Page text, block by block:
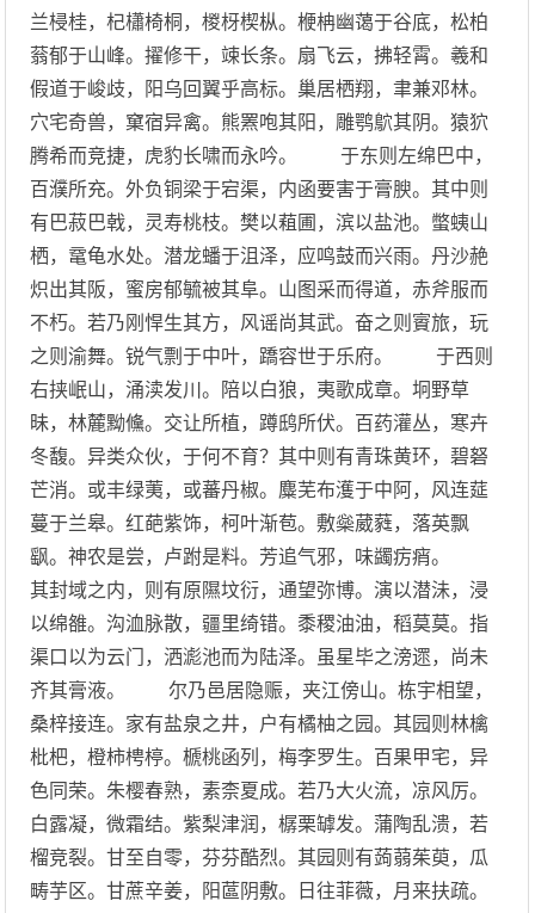
兰梫桂，杞櫹椅桐，椶枒楔枞。楩柟幽蔼于谷底，松柏
蓊郁于山峰。擢修干，竦长条。扇飞云，拂轻霄。羲和
假道于峻歧，阳乌回翼乎高标。巢居栖翔，聿兼邓林。
穴宅奇兽，窠宿异禽。熊罴咆其阳，雕鹗鴥其阴。猿狖
腾希而竞捷，虎豹长啸而永吟。 于东则左绵巴中，
百濮所充。外负铜梁于宕渠，内函要害于膏腴。其中则
有巴菽巴戟，灵寿桃枝。樊以蒩圃，滨以盐池。蟞蛦山
栖，鼋龟水处。潜龙蟠于沮泽，应鸣鼓而兴雨。丹沙赩
炽出其阪，蜜房郁毓被其阜。山图采而得道，赤斧服而
不朽。若乃刚悍生其方，风谣尚其武。奋之则賨旅，玩
之则渝舞。锐气剽于中叶，蹻容世于乐府。 于西则
右挟岷山，涌渎发川。陪以白狼，夷歌成章。坰野草
昧，林麓黝儵。交让所植，蹲鸱所伏。百药灌丛，寒卉
冬馥。异类众伙，于何不育？其中则有青珠黄环，碧砮
芒消。或丰绿荑，或蕃丹椒。麋芜布濩于中阿，风连莚
蔓于兰皋。红葩紫饰，柯叶渐苞。敷橤葳蕤，落英飘
飖。神农是尝，卢跗是料。芳追气邪，味蠲疠痟。
其封域之内，则有原隰坟衍，通望弥博。演以潜沬，浸
以绵雒。沟洫脉散，疆里绮错。黍稷油油，稻莫莫。指
渠口以为云门，洒滮池而为陆泽。虽星毕之滂遝，尚未
齐其膏液。 尔乃邑居隐赈，夹江傍山。栋宇相望，
桑梓接连。家有盐泉之井，户有橘柚之园。其园则林檎
枇杷，橙柿梬楟。榹桃函列，梅李罗生。百果甲宅，异
色同荣。朱樱春熟，素柰夏成。若乃大火流，凉风厉。
白露凝，微霜结。紫梨津润，樼栗罅发。蒲陶乱溃，若
榴竞裂。甘至自零，芬芬酷烈。其园则有蒟蒻茱萸，瓜
畴芋区。甘蔗辛姜，阳蓲阴敷。日往菲薇，月来扶疏。